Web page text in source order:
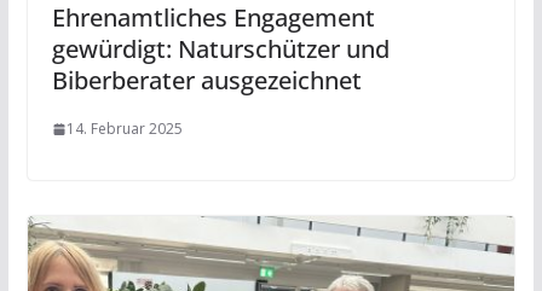
Ehrenamtliches Engagement
gewürdigt: Naturschützer und
Biberberater ausgezeichnet
14. Februar 2025